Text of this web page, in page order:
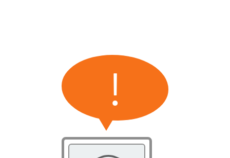
!